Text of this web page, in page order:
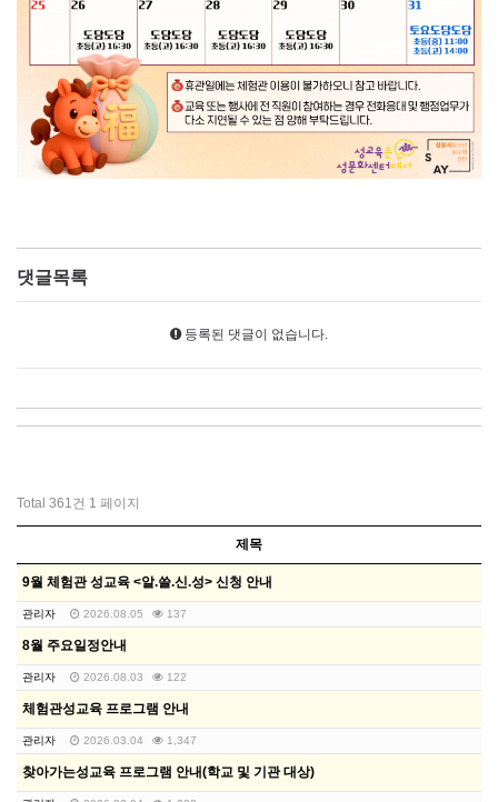
댓글목록
등록된 댓글이 없습니다.
Total 361건 1 페이지
제목
9월 체험관 성교육 <알.쓸.신.성> 신청 안내
관리자 2026.08.05 137
8월 주요일정안내
관리자 2026.08.03 122
체험관성교육 프로그램 안내
관리자 2026.03.04 1,347
찾아가는성교육 프로그램 안내(학교 및 기관 대상)